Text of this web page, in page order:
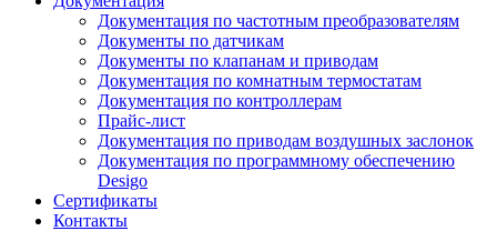
Документация по частотным преобразователям
Документы по датчикам
Документы по клапанам и приводам
Документация по комнатным термостатам
Документация по контроллерам
Прайс-лист
Документация по приводам воздушных заслонок
Документация по программному обеспечению
Desigo
Сертификаты
Контакты